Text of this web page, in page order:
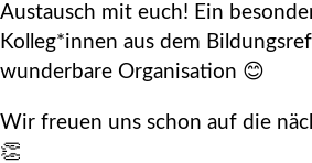
Austausch mit euch! Ein
Kolleg*innen aus dem
wunderbare Organisation 😊
Wir freuen uns schon auf die
👏